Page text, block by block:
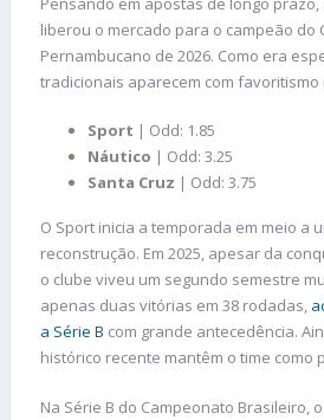
liberou o mercado para o campeão do
Pernambucano de 2026. Como era
tradicionais aparecem com favoritismo
Sport | Odd: 1.85
Náutico | Odd: 3.25
Santa Cruz | Odd: 3.75
O Sport inicia a temporada em meio a
reconstrução. Em 2025, apesar da
o clube viveu um segundo semestre
apenas duas vitórias em 38 rodadas,
a Série B com grande antecedência.
histórico recente mantêm o time como
Na Série B do Campeonato Brasileiro,